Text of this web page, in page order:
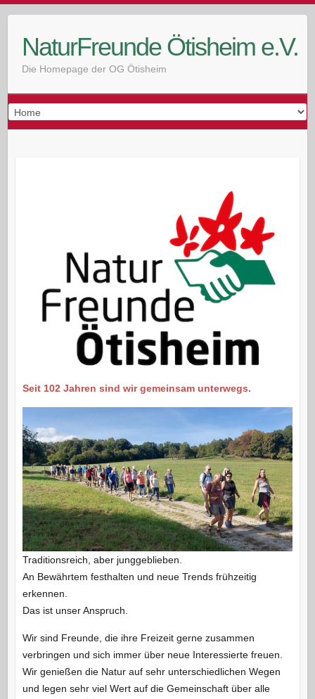
contentNaturFreunde Ötisheim e.V.
Die Homepage der OG Ötisheim
Seit 102 Jahren sind wir gemeinsam unterwegs.
Traditionsreich, aber junggeblieben.
An Bewährtem festhalten und neue Trends frühzeitig
erkennen.
Das ist unser Anspruch.
Wir sind Freunde, die ihre Freizeit gerne zusammen
verbringen und sich immer über neue Interessierte freuen.
Wir genießen die Natur auf sehr unterschiedlichen Wegen
und legen sehr viel Wert auf die Gemeinschaft über alle